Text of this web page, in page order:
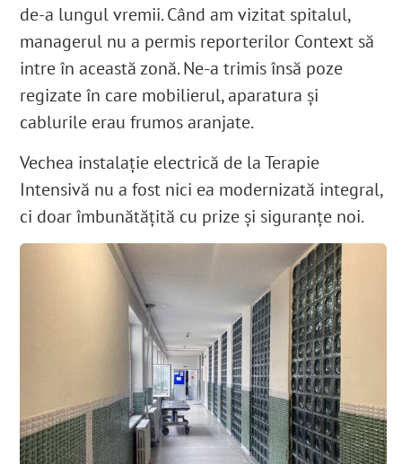
de-a lungul vremii. Când am vizitat spitalul,
managerul nu a permis reporterilor Context să
intre în această zonă. Ne-a trimis însă poze
regizate în care mobilierul, aparatura și
cablurile erau frumos aranjate.
Vechea instalație electrică de la Terapie
Intensivă nu a fost nici ea modernizată integral,
ci doar îmbunătățită cu prize și siguranțe noi.